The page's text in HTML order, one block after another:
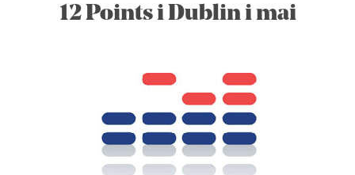
12 Points i Dublin i mai